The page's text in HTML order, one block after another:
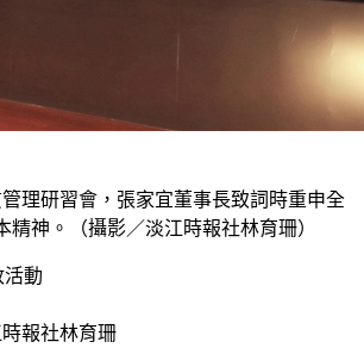
理研習會，張家宜董事長致詞時重申全
精神。（攝影／淡江時報社林育珊）
活動
報社林育珊